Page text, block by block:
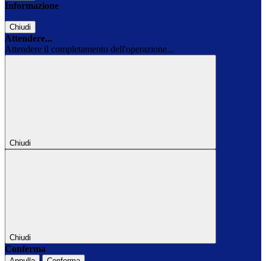
Informazione
Chiudi
Attendere...
Attendere il completamento dell'operazione...
Chiudi
Chiudi
Conferma